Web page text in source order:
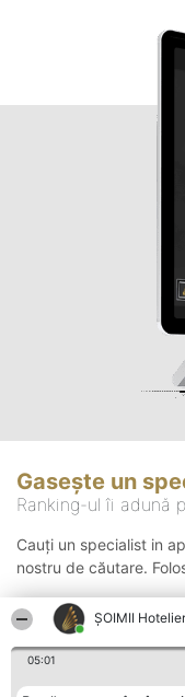
ȘOIMII
05:01
Gasește un
Ranking-ul îi adună
Cauți un specialist in
nostru de căutare.